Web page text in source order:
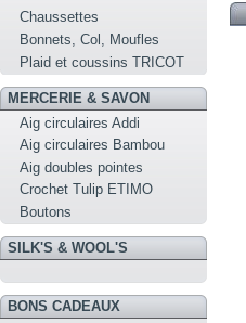
Chaussettes
Bonnets, Col, Moufles
Plaid et coussins TRICOT
MERCERIE & SAVON
Aig circulaires Addi
Aig circulaires Bambou
Aig doubles pointes
Crochet Tulip ETIMO
Boutons
SILK'S & WOOL'S
BONS CADEAUX